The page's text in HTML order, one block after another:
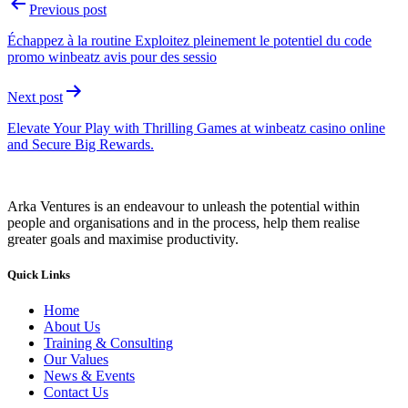
Previous post
Échappez à la routine Exploitez pleinement le potentiel du code
promo winbeatz avis pour des sessio
Next post
Elevate Your Play with Thrilling Games at winbeatz casino online
and Secure Big Rewards.
Arka Ventures is an endeavour to unleash the potential within
people and organisations and in the process, help them realise
greater goals and maximise productivity.
Quick Links
Home
About Us
Training & Consulting
Our Values
News & Events
Contact Us